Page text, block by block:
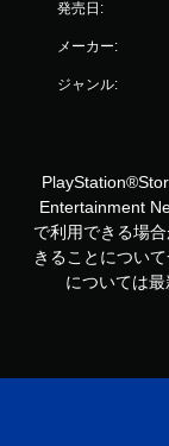
発売日:
メーカー:
ジャンル:
Entertainment
で利用できる場
きることについ
については最